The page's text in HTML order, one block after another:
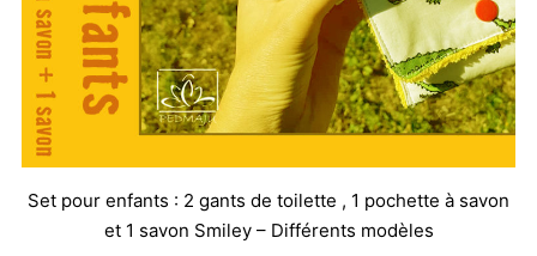
Set pour enfants : 2 gants de toilette , 1 pochette à savon
et 1 savon Smiley – Différents modèles